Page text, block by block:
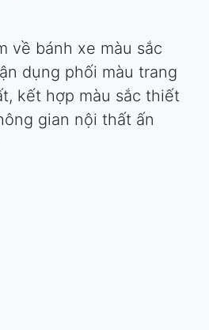
về bánh xe màu sắc
dụng phối màu trang
kết hợp màu sắc thiết
gian nội thất ấn